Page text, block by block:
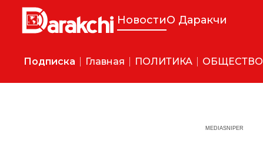
НовостиО Даракчи
Подписка Главная ПОЛИТИКА ОБЩЕСТВО
MEDIASNIPER